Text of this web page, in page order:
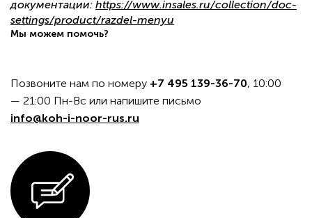
Мы можем помочь?
Позвоните нам по номеру +7 495 139-36-70, 10:00
— 21:00 Пн-Вс или напишите письмо
info@koh-i-noor-rus.ru
документации: https://www.insales.ru/collection/doc-
settings/product/razdel-menyu